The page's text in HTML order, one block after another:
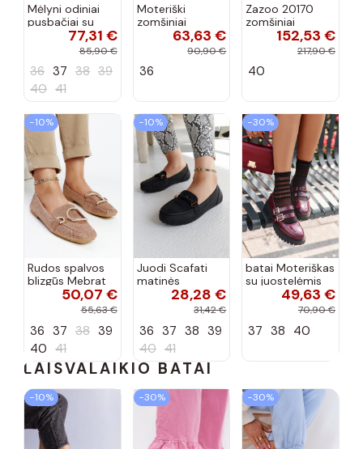
Mėlyni odiniai
pusbačiai su
dekoratyvine
sagtimi Taija
77,31 €
85,90 €
36 37 38 39
40 41
Moteriški
zomšiniai
mokasinai
Demela mėlynos
63,63 €
90,90 €
36
Zazoo 20170
zomšiniai
bateliai su
kulniukais smėlio
152,53 €
217,90 €
40
−10%
Rudos spalvos
blizgūs Mebrat
bateliai50,07 €
55,63 €
36 37 38 39
40 41
−10%
Juodi Scafati
matinės
apdailos bateliai
28,28 €
31,42 €
36 37 38 39
40 41
−30%
batai Moteriškas
su juostelėmis
su lako efektu
bordo spalvos
49,63 €
70,90 €
37 38 40
LAISVALAIKIO BATAI
−10% −30% −30%